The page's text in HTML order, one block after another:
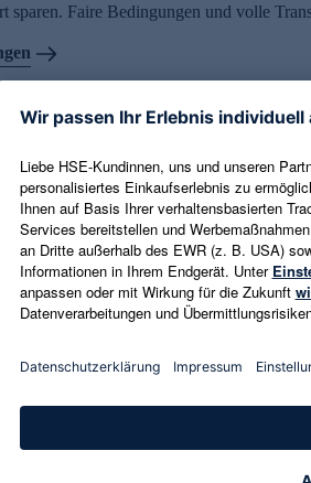
sparen. Faire Bedingungen und volle
€ Gutschein erhalten
abonnieren und aktuelle Trends,
E-Mail erhalten. Als Dankeschön
Eine Abmeldung ist jederzeit in